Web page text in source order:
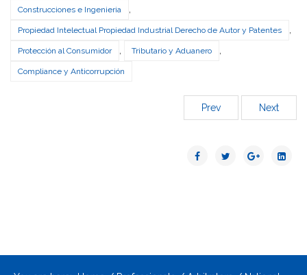
Construcciones e Ingenieria
Propiedad Intelectual Propiedad Industrial Derecho de Autor y Patentes
Protección al Consumidor Tributario y Aduanero
Compliance y Anticorrupción
Prev Next